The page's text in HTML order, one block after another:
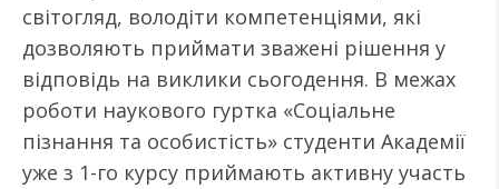
світогляд, володіти компетенціями, які
дозволяють приймати зважені рішення у
відповідь на виклики сьогодення. В межах
роботи наукового гуртка «Соціальне
пізнання та особистість» студенти Академії
уже з 1-го курсу приймають активну участь